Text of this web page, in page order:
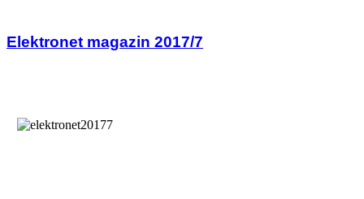
Elektronet magazin 2017/7